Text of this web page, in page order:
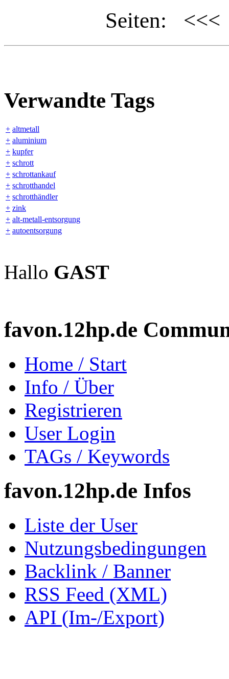
Seiten:
Verwandte Tags
+ altmetall
+ aluminium
+ kupfer
+ schrott
+ schrottankauf
+ schrotthandel
+ schrotthändler
+ zink
+ alt-metall-entsorgung
+ autoentsorgung
Hallo GAST
favon.12hp.de
Home / Start
Info / Über
Registrieren
User Login
TAGs / Keywords
favon.12hp.de Infos
Liste der User
Nutzungsbedingungen
Backlink / Banner
RSS Feed (XML)
API (Im-/Export)